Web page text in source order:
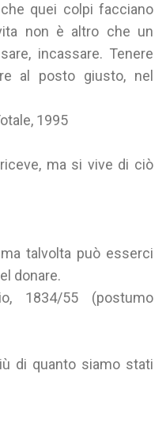
quei colpi facciano
non è altro che un
incassare. Tenere
al posto giusto, nel
1995
ma si vive di ciò
talvolta può esserci
donare.
1834/55 (postumo
di quanto siamo stati